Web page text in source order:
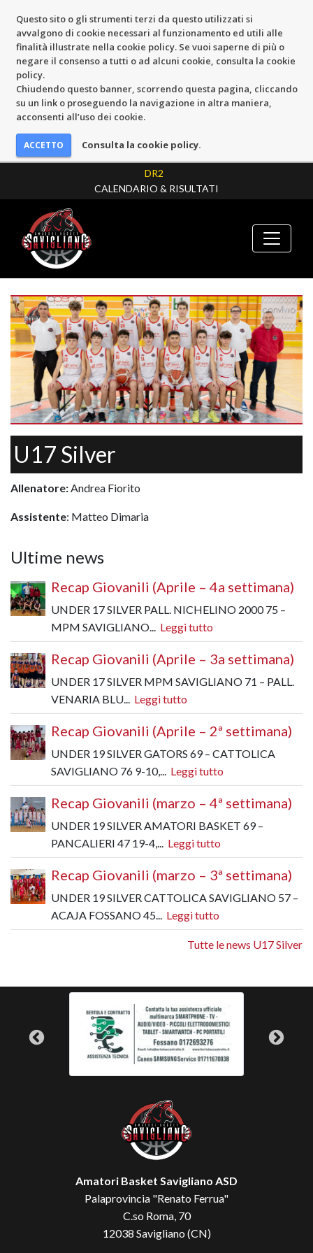
Questo sito o gli strumenti terzi da questo utilizzati si
avvalgono di cookie necessari al funzionamento ed utili alle
finalità illustrate nella cookie policy. Se vuoi saperne di più o
negare il consenso a tutti o ad alcuni cookie, consulta la cookie
policy.
Chiudendo questo banner, scorrendo questa pagina, cliccando
su un link o proseguendo la navigazione in altra maniera,
acconsenti all’uso dei cookie.
Consulta la cookie policy.
DR2
CALENDARIO & RISULTATI
U17 Silver
Allenatore:Andrea Fiorito
Assistente: Matteo Dimaria
Ultime news
Recap Giovanili (Aprile – 4a settimana)
UNDER 17 SILVER PALL. NICHELINO 2000 75 –
MPM SAVIGLIANO... Leggi tutto
Recap Giovanili (Aprile – 3a settimana)
UNDER 17 SILVER MPM SAVIGLIANO 71 – PALL.
VENARIA BLU... Leggi tutto
Recap Giovanili (Aprile – 2ª settimana)
UNDER 19 SILVER GATORS 69 – CATTOLICA
SAVIGLIANO 76 9-10,... Leggi tutto
Recap Giovanili (marzo – 4ª settimana)
UNDER 19 SILVER AMATORI BASKET 69 –
PANCALIERI 47 19-4,... Leggi tutto
Recap Giovanili (marzo – 3ª settimana)
UNDER 19 SILVER CATTOLICA SAVIGLIANO 57 –
ACAJA FOSSANO 45... Leggi tutto
Tutte le news U17 Silver
Amatori Basket Savigliano ASD
Palaprovincia "Renato Ferrua"
C.so Roma, 70
12038 Savigliano (CN)